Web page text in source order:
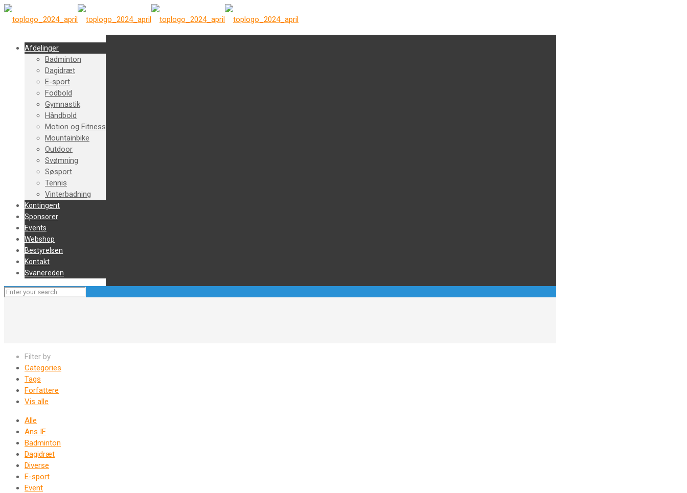
Afdelinger
Badminton
Dagidræt
E-sport
Fodbold
Gymnastik
Håndbold
Motion og Fitness
Mountainbike
Outdoor
Svømning
Søsport
Tennis
Vinterbadning
Kontingent
Sponsorer
Events
Webshop
Bestyrelsen
Kontakt
Svanereden
Filter by
Categories
Tags
Forfattere
Vis alle
Alle
Ans IF
Badminton
Dagidræt
Diverse
E-sport
Event